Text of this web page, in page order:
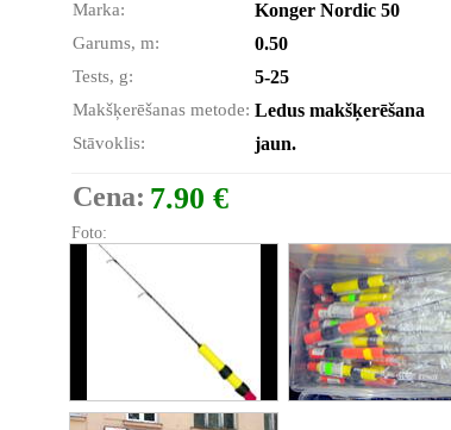
Marka: Konger Nordic 50
Garums, m: 0.50
Tests, g: 5-25
Makšķerēšanas metode: Ledus makšķerēšana
Stāvoklis: jaun.
Cena: 7.90 €
Foto: